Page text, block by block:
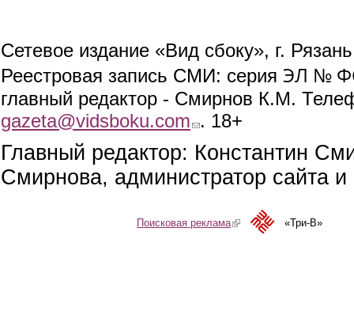
Сетевое издание «Вид сбоку», г.
Реестровая запись СМИ: серия ЭЛ №
главный редактор - Смирнов К.М.
gazeta@vidsboku.com (link sends e-mail)
. 18+
Главный редактор: Константин
Смирнова, администратор сайта
Поисковая реклама(link is external)«Три-В»